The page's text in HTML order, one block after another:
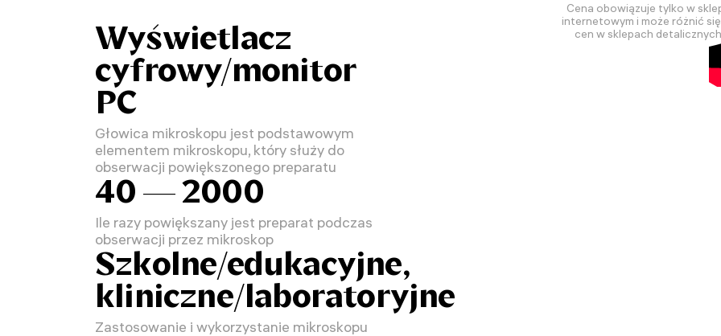
Cena obowiązuje tylko w
internetowym i może różnić
cen w sklepach
Wyświetlacz
cyfrowy/monitor
PC
Głowica mikroskopu jest podstawowym
elementem mikroskopu, który służy do
obserwacji powiększonego preparatu
40 — 2000
Ile razy powiększany jest preparat podczas
obserwacji przez mikroskop
Szkolne/edukacyjne,
kliniczne/laboratoryjne
Zastosowanie i wykorzystanie mikroskopu